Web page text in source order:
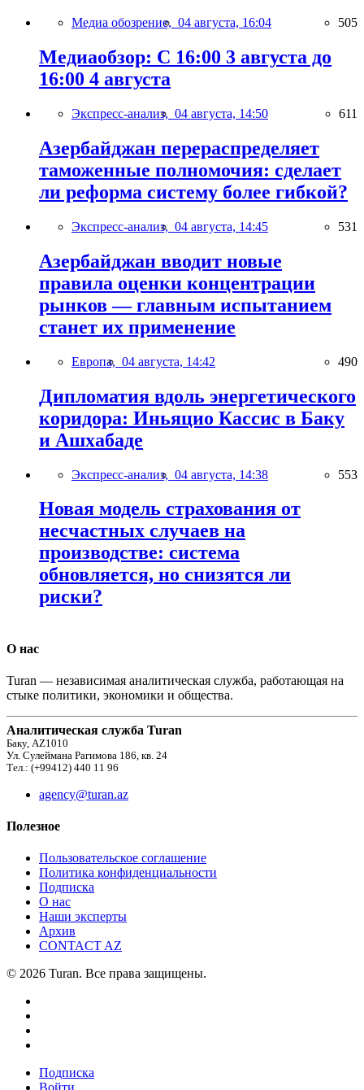
Медиа обозрение, 04 августа, 16:04 505
Медиаобзор: С 16:00 3 августа до
16:00 4 августа
Экспресс-анализ, 04 августа, 14:50 611
Азербайджан перераспределяет
таможенные полномочия: сделает
ли реформа систему более гибкой?
Экспресс-анализ, 04 августа, 14:45 531
Азербайджан вводит новые
правила оценки концентрации
рынков — главным испытанием
станет их применение
Европа, 04 августа, 14:42 490
Дипломатия вдоль энергетического
коридора: Иньяцио Кассис в Баку
и Ашхабаде
Экспресс-анализ, 04 августа, 14:38 553
Новая модель страхования от
несчастных случаев на
производстве: система
обновляется, но снизятся ли
риски?
О нас
Turan — независимая аналитическая служба, работающая на
стыке политики, экономики и общества.
Аналитическая служба Turan
Баку, AZ1010
Ул. Сулеймана Рагимова 186, кв. 24
Тел.: (+99412) 440 11 96
agency@turan.az
Полезное
Пользовательское соглашение
Политика конфиденциальности
Подписка
О нас
Наши эксперты
Архив
CONTACT AZ
© 2026 Turan. Все права защищены.
Подписка